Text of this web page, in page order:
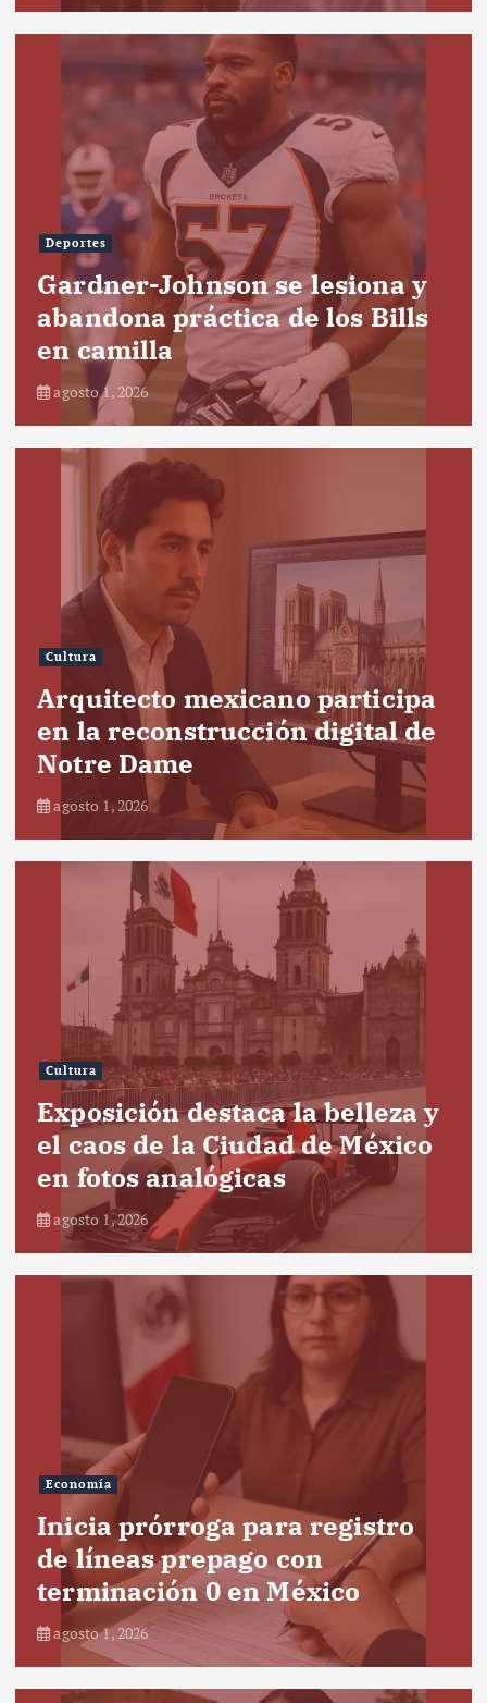
Deportes
Gardner-Johnson se lesiona y
abandona práctica de los Bills
en camilla
agosto 1, 2026
Cultura
Arquitecto mexicano participa
en la reconstrucción digital de
Notre Dame
agosto 1, 2026
Cultura
Exposición destaca la belleza y
el caos de la Ciudad de México
en fotos analógicas
agosto 1, 2026
Economía
Inicia prórroga para registro
de líneas prepago con
terminación 0 en México
agosto 1, 2026